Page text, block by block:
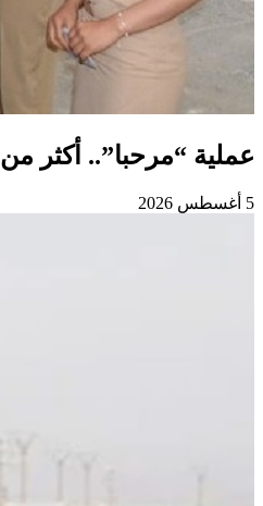
عملية “مرحبا”.. أكثر من 2,74 مليون مغربي مقيم بالخارج دخلوا المملكة إلى غاية 3 غشت
5 أغسطس 2026